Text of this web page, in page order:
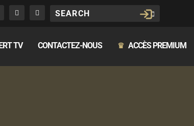
TV CONTACTEZ-NOUS ♛ ACCÈS PREMIUM